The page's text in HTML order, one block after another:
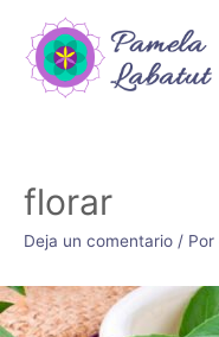
florar
Deja un comentario / Por